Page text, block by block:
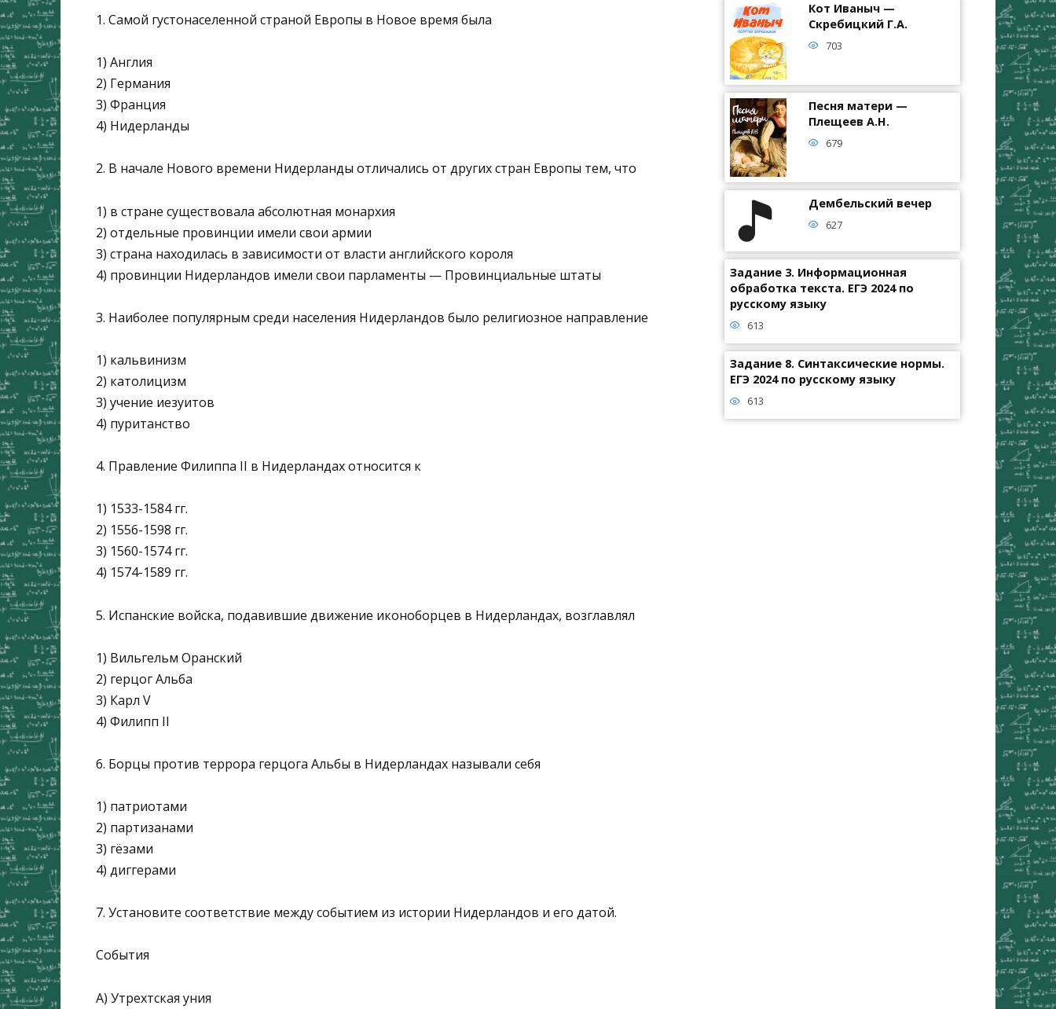
1. Самой густонаселенной страной Европы в Новое время бы­ла
1) Англия
2) Германия
3) Франция
4) Нидерланды
2. В начале Нового времени Нидерланды отличались от других стран Европы тем, что
1) в стране существовала абсолютная монархия
2) отдельные провинции имели свои армии
3) страна находилась в зависимости от власти английского короля
4) провинции Нидерландов имели свои парламенты — Про­винциальные штаты
3. Наиболее популярным среди населения Нидерландов было религиозное направление
1) кальвинизм
2) католицизм
3) учение иезуитов
4) пуританство
4. Правление Филиппа II в Нидерландах относится к
1) 1533-1584 гг.
2) 1556-1598 гг.
3) 1560-1574 гг.
4) 1574-1589 гг.
5. Испанские войска, подавившие движение иконоборцев в Нидерландах, возглавлял
1) Вильгельм Оранский
2) герцог Альба
3) Карл V
4) Филипп II
6. Борцы против террора герцога Альбы в Нидерландах называли себя
1) патриотами
2) партизанами
3) гёзами
4) диггерами
7. Установите соответствие между событием из истории Нидерландов и его датой.
События
А) Утрехтская уния
Кот Иваныч —
Скребицкий Г.А.
703
Песня матери —
Плещеев А.Н.
679
Дембельский вечер
627
Задание 3. Информационная
обработка текста. ЕГЭ 2024 по
русскому языку
613
Задание 8. Синтаксические нормы.
ЕГЭ 2024 по русскому языку
613